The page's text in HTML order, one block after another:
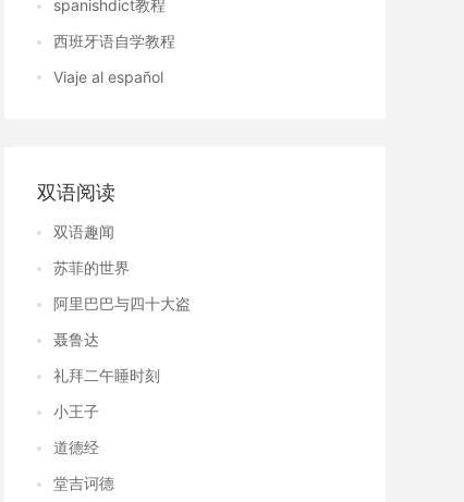
spanishdict教程
西班牙语自学教程
Viaje al español
双语阅读
双语趣闻
苏菲的世界
阿里巴巴与四十大盗
聂鲁达
礼拜二午睡时刻
小王子
道德经
堂吉诃德